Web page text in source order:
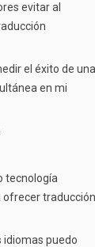
evitar al
el éxito de una
en mi
tecnología
ofrecer traducción
idiomas puedo